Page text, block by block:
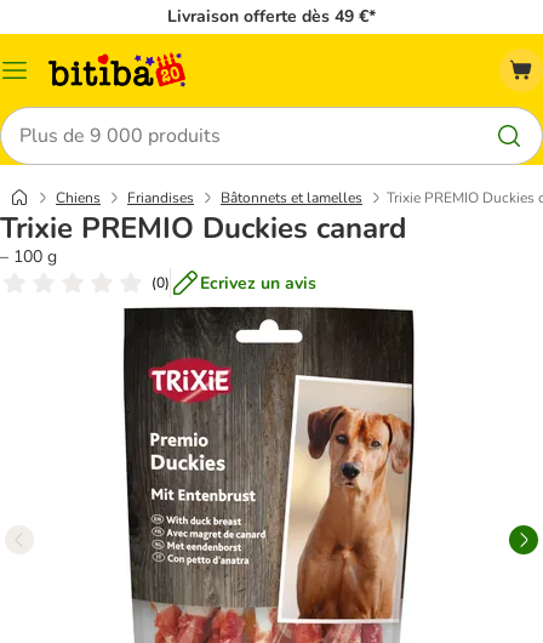
Livraison offerte dès 49 €*
Menu
Rechercher
Chiens Friandises Bâtonnets et lamelles Trixie PREMIO Duckies
Trixie PREMIO Duckies canard
– 100 g
(0) Ecrivez un avis